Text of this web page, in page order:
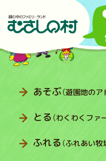
あそぶ（遊園地のア
とる （わくわくファ
ふれる （ふれあい